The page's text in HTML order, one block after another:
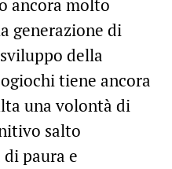
ancora molto
generazione di
della
tiene ancora
una volontà di
salto
paura e